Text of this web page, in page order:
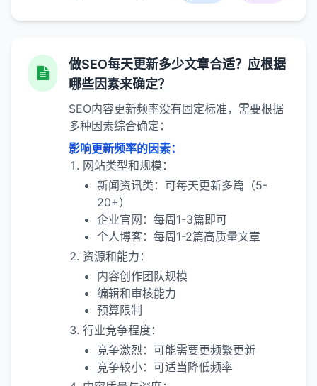
做SEO每天更新多少文章合适？应根据
哪些因素来确定？
SEO内容更新频率没有固定标准，需要根据
多种因素综合确定：
影响更新频率的因素：
网站类型和规模：
新闻资讯类：可每天更新多篇（5-
20+）
企业官网：每周1-3篇即可
个人博客：每周1-2篇高质量文章
资源和能力：
内容创作团队规模
编辑和审核能力
预算限制
行业竞争程度：
竞争激烈：可能需要更频繁更新
竞争较小：可适当降低频率